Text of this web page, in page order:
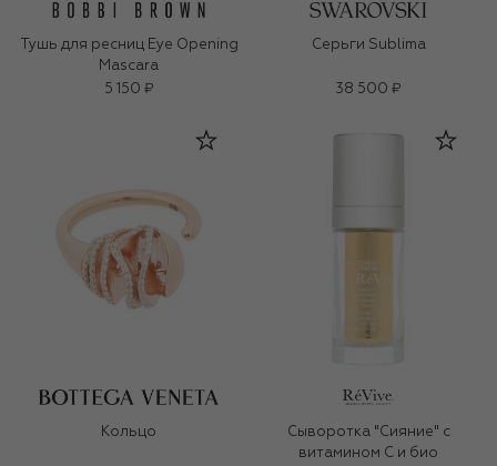
Тушь для ресниц Eye Opening
Mascara
5 150 ₽
Серьги Sublima
38 500 ₽
Кольцо
Сыворотка "Сияние" с
витамином С и био